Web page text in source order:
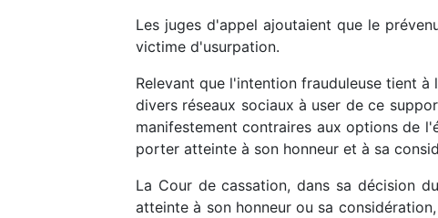
Les juges d'appel ajoutaient que le
victime d'usurpation.
Relevant que l'intention frauduleuse tient
divers réseaux sociaux à user de ce
manifestement contraires aux options de
porter atteinte à son honneur et à sa
La Cour de cassation, dans sa décision
atteinte à son honneur ou sa